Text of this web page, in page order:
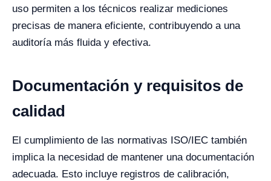
uso permiten a los técnicos realizar mediciones
precisas de manera eficiente, contribuyendo a una
auditoría más fluida y efectiva.
Documentación y requisitos de
calidad
El cumplimiento de las normativas ISO/IEC también
implica la necesidad de mantener una documentación
adecuada. Esto incluye registros de calibración,